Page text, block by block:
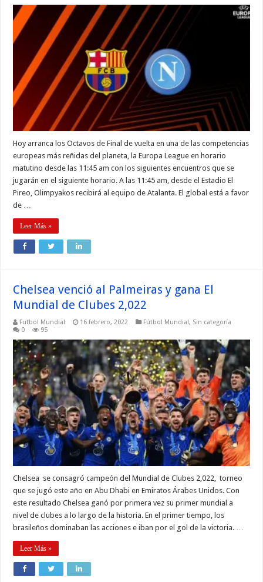
Hoy arranca los Octavos de Final de vuelta en una de las competencias
europeas más reñidas del planeta, la Europa League en horario
matutino desde las 11:45 am con los siguientes encuentros que se
jugarán en el siguiente horario. A las 11:45 am, desde el Estadio El
Pireo, Olimpyakos recibirá al equipo de Atalanta. El global está a favor
de …
Leer Más »
Chelsea venció al Palmeiras y gana El
Mundial de Clubes 2,022
Futbol Mundial 16 febrero, 2022 Fútbol Mundial, Sin categoría
0
95
Chelsea se consagró campeón del Mundial de Clubes 2,022, torneo
que se jugó este año en Abu Dhabi en Emiratos Árabes Unidos. Con
este resultado Chelsea ganó por primera vez su primer mundial a
nivel de clubes a lo largo de la historia. En el primer tiempo, los
brasileños dominaban las acciones e iban por el gol de la victoria. …
Leer Más »